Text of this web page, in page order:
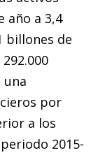
año a 3,4
billones de
una
por
a los
2015-